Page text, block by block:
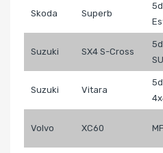
Skoda Superb
Suzuki SX4 S-Cross
Suzuki Vitara
Volvo XC60